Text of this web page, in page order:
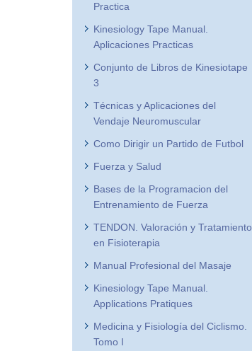
Practica
Kinesiology Tape Manual.
Aplicaciones Practicas
Conjunto de Libros de Kinesiotape
3
Técnicas y Aplicaciones del
Vendaje Neuromuscular
Como Dirigir un Partido de Futbol
Fuerza y Salud
Bases de la Programacion del
Entrenamiento de Fuerza
TENDON. Valoración y Tratamiento
en Fisioterapia
Manual Profesional del Masaje
Kinesiology Tape Manual.
Applications Pratiques
Medicina y Fisiología del Ciclismo.
Tomo I